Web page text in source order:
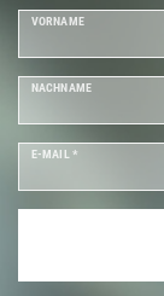
VORNAME
NACHNAME
E-MAIL *